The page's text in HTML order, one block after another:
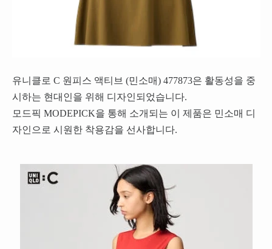
유니클로 C 원피스 액티브 (민소매) 477873은 활동성을 중
시하는 현대인을 위해 디자인되었습니다.
모드픽 MODEPICK을 통해 소개되는 이 제품은 민소매 디
자인으로 시원한 착용감을 선사합니다.